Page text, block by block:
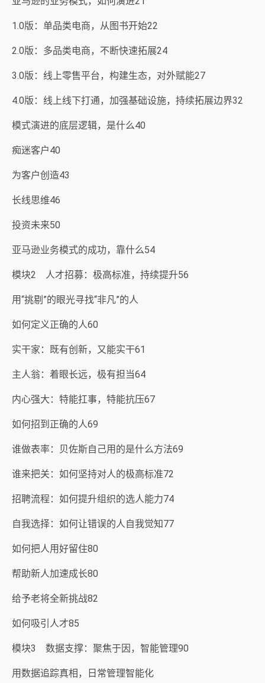
1.0版：单品类电商，从图书开始22
2.0版：多品类电商，不断快速拓展24
3.0版：线上零售平台，构建生态，对外赋能27
4.0版：线上线下打通，加强基础设施，持续拓展边界32
模式演进的底层逻辑，是什么40
痴迷客户40
为客户创造43
长线思维46
投资未来50
亚马逊业务模式的成功，靠什么54
模块2 人才招募：极高标准，持续提升56
用“挑剔”的眼光寻找“非凡”的人
如何定义正确的人60
实干家：既有创新，又能实干61
主人翁：着眼长远，极有担当64
内心强大：特能扛事，特能抗压67
如何招到正确的人69
谁做表率：贝佐斯自己用的是什么方法69
谁来把关：如何坚持对人的极高标准72
招聘流程：如何提升组织的选人能力74
自我选择：如何让错误的人自我觉知77
如何把人用好留住80
帮助新人加速成长80
给予老将全新挑战82
如何吸引人才85
模块3 数据支撑：聚焦于因，智能管理90
用数据追踪真相，日常管理智能化